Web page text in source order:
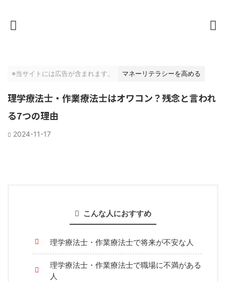
※当サイトには広告が含まれます。 マネーリテラシーを高める
理学療法士・作業療法士はオワコン？残念と言われ
る7つの理由
2024-11-17
こんな人におすすめ
理学療法士・作業療法士で将来が不安な人
理学療法士・作業療法士で職場に不満がある
人